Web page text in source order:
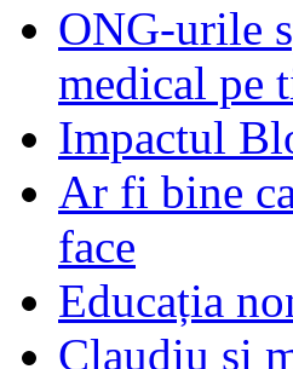
ONG-urile
medical pe
Impactul
Ar fi bine
face
Educația
Claudiu și